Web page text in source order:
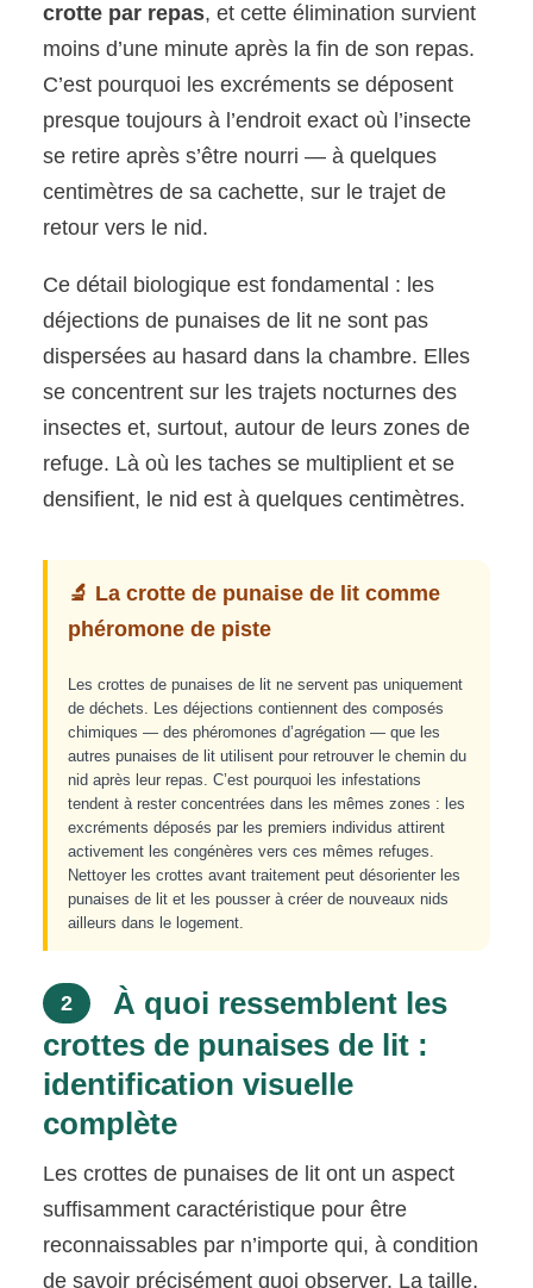
crotte par repas, et cette élimination survient
moins d’une minute après la fin de son repas.
C’est pourquoi les excréments se déposent
presque toujours à l’endroit exact où l’insecte
se retire après s’être nourri — à quelques
centimètres de sa cachette, sur le trajet de
retour vers le nid.
Ce détail biologique est fondamental : les
déjections de punaises de lit ne sont pas
dispersées au hasard dans la chambre. Elles
se concentrent sur les trajets nocturnes des
insectes et, surtout, autour de leurs zones de
refuge. Là où les taches se multiplient et se
densifient, le nid est à quelques centimètres.
🔬 La crotte de punaise de lit comme
phéromone de piste
Les crottes de punaises de lit ne servent pas uniquement
de déchets. Les déjections contiennent des composés
chimiques — des phéromones d’agrégation — que les
autres punaises de lit utilisent pour retrouver le chemin du
nid après leur repas. C’est pourquoi les infestations
tendent à rester concentrées dans les mêmes zones : les
excréments déposés par les premiers individus attirent
activement les congénères vers ces mêmes refuges.
Nettoyer les crottes avant traitement peut désorienter les
punaises de lit et les pousser à créer de nouveaux nids
ailleurs dans le logement.
2
À quoi ressemblent les
crottes de punaises de lit :
identification visuelle
complète
Les crottes de punaises de lit ont un aspect
suffisamment caractéristique pour être
reconnaissables par n’importe qui, à condition
de savoir précisément quoi observer. La taille,